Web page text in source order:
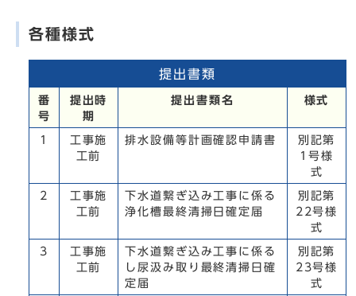
各種様式
提出書類
番
号
提出時
期
提出書類名 様式
1
工事施
工前
排水設備等計画確認申請書
別記第
1号様
式
2
工事施
工前
下水道繋ぎ込み工事に係る
浄化槽最終清掃日確定届
別記第
22号様
式
3
工事施
工前
下水道繋ぎ込み工事に係る
し尿汲み取り最終清掃日確
定届
別記第
23号様
式